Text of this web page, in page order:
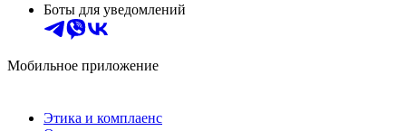
Боты для уведомлений
Мобильное приложение
Этика и комплаенс